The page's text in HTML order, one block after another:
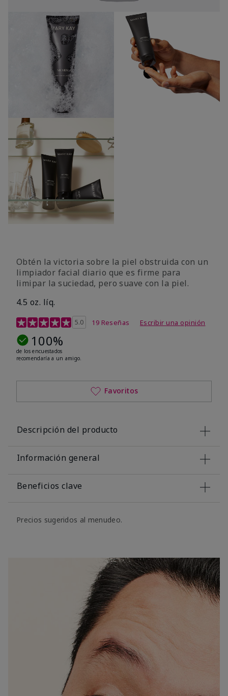
Obtén la victoria sobre la piel obstruida con un
limpiador facial diario que es firme para
limipar la suciedad, pero suave con la piel.
4.5 oz. líq.
Calificación de clientes de 5 de 5
5.0 19 Reseñas Escribir una opinión
100%
de los encuestados
recomendaría a un amigo.
Favoritos
Descripción del producto
Información general
Beneficios clave
Precios sugeridos al menudeo.